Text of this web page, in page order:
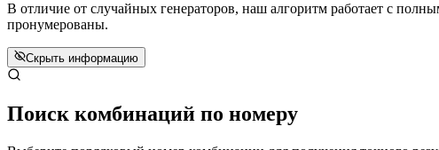
В отличие от случайных генераторов, наш алгоритм работает с
пронумерованы.
Скрыть информацию
Поиск комбинаций по номеру